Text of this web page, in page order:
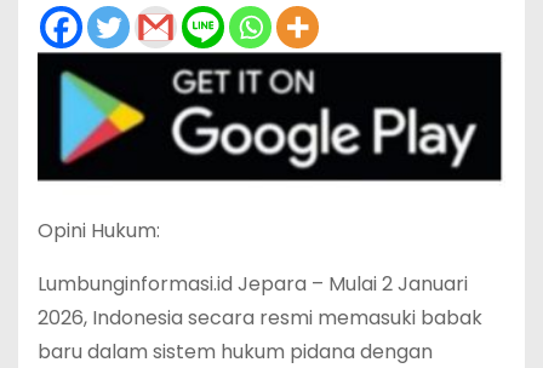
Opini Hukum:
Lumbunginformasi.id Jepara – Mulai 2 Januari
2026, Indonesia secara resmi memasuki babak
baru dalam sistem hukum pidana dengan